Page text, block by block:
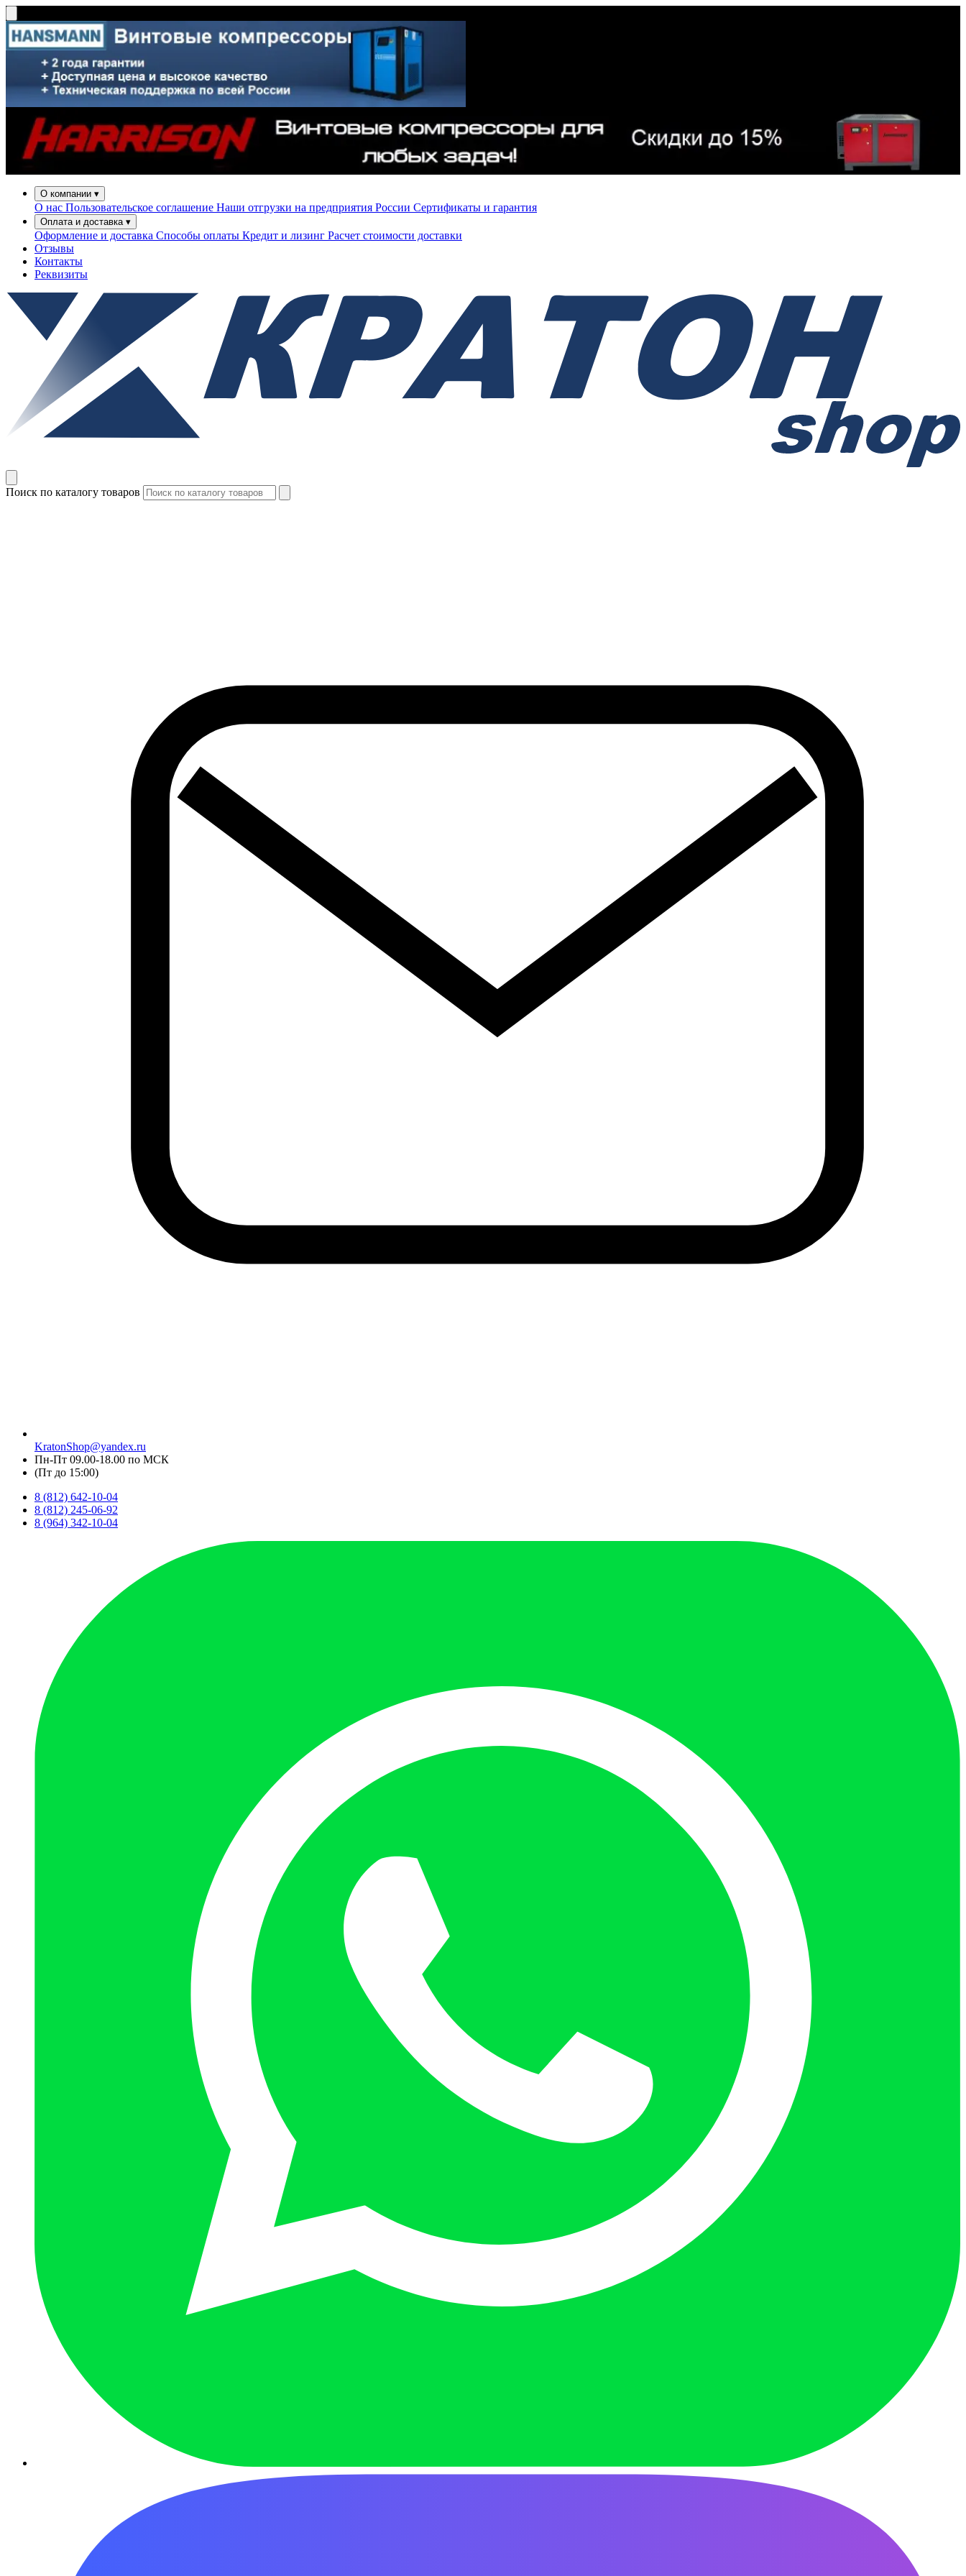
О компании ▾
О нас Пользовательское соглашение Наши отгрузки на предприятия России Сертификаты и гарантия
Оплата и доставка ▾
Оформление и доставка Способы оплаты Кредит и лизинг Расчет стоимости доставки
Отзывы
Контакты
Реквизиты
Поиск по каталогу товаров
KratonShop@yandex.ru
Пн-Пт 09.00-18.00 по МСК
(Пт до 15:00)
8 (812) 642-10-04
8 (812) 245-06-92
8 (964) 342-10-04